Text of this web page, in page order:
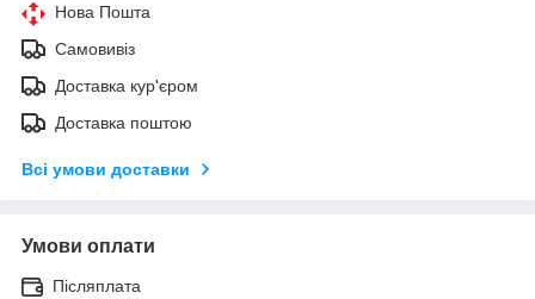
Нова Пошта
Самовивіз
Доставка кур'єром
Доставка поштою
Всі умови доставки
Умови оплати
Післяплата